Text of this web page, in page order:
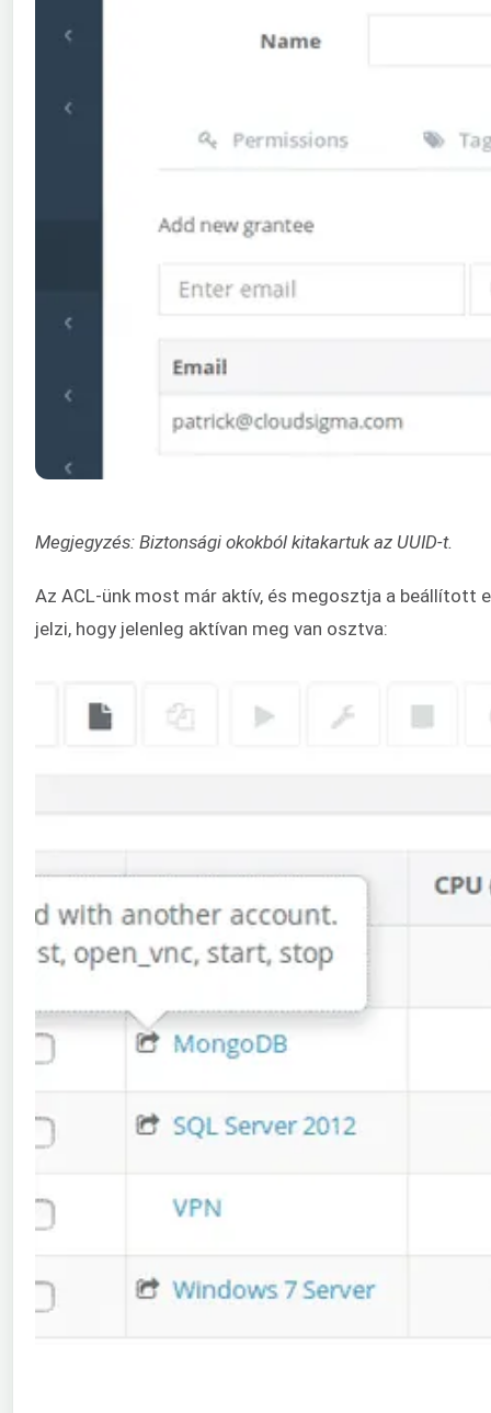
Megjegyzés: Biztonsági okokból kitakartuk az UUID-t.
Az ACL-ünk most már aktív, és megosztja a beállított
jelzi, hogy jelenleg aktívan meg van osztva: